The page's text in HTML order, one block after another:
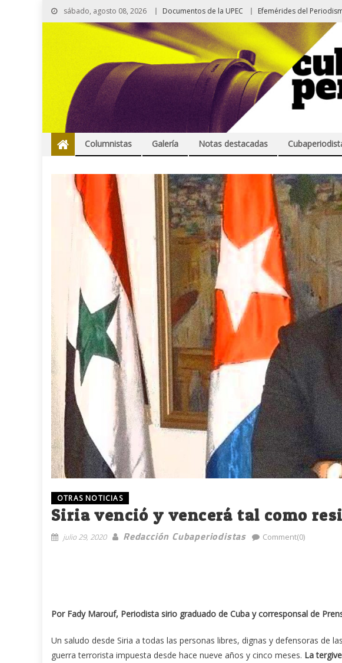
sábado, agosto 08, 2026 Documentos de la UPEC Efemérides del
Columnistas Galería Notas destacadas
OTRAS NOTICIAS
Siria venció y vencerá tal como
julio 29, 2020 Redacción Cubaperiodistas Comment(0)
Por Fady Marouf, Periodista sirio graduado de Cuba y corresponsal de
Un saludo desde Siria a todas las personas libres, dignas y defensoras de
guerra terrorista impuesta desde hace nueve años y cinco meses. La